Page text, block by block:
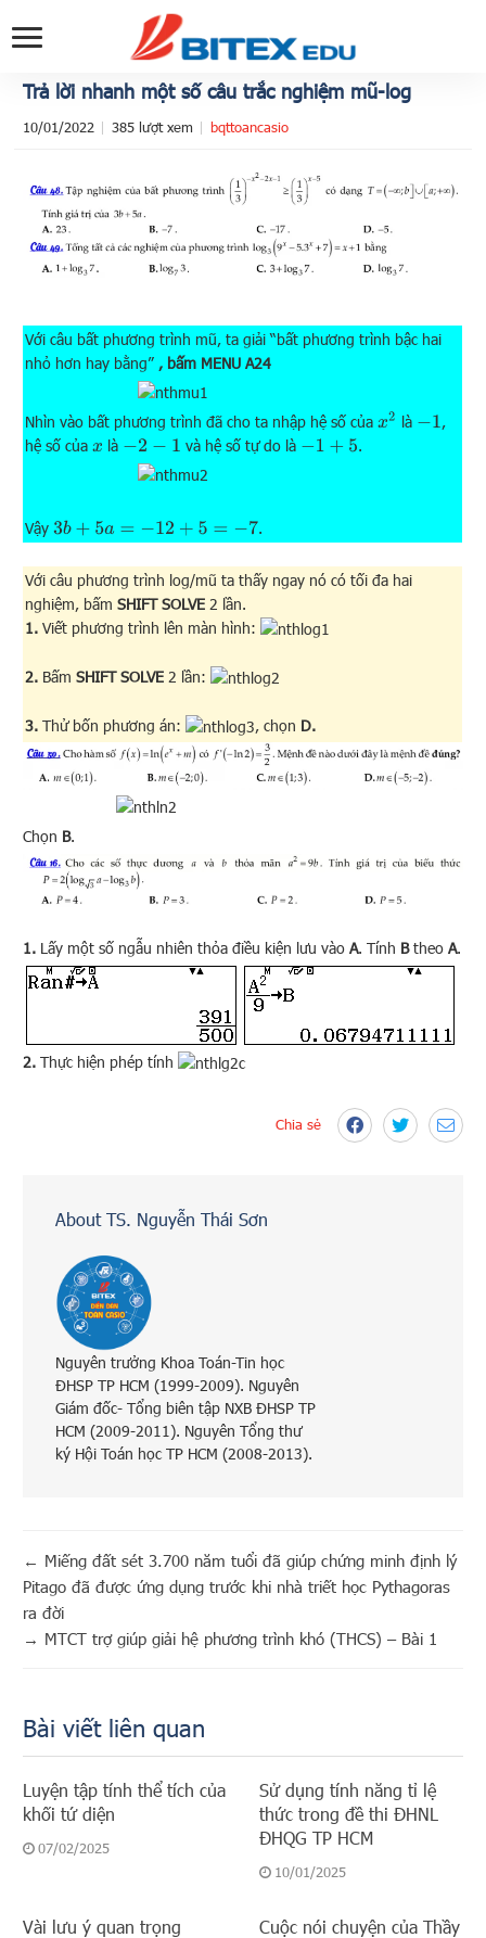
Trả lời nhanh một số câu trắc nghiệm mũ-log
10/01/2022 385 lượt xem bqttoancasio
Với câu bất phương trình mũ, ta giải “bất phương trình bậc hai
nhỏ hơn hay bằng” , bấm MENU A24
Nhìn vào bất phương trình đã cho ta nhập hệ số củax2 là −1 ,
hệ số củax là −2−1 và hệ số tự do là −1+5 .
Vậy3b+5 a=− 12 +5=− 7 .
Với câu phương trình log/mũ ta thấy ngay nó có tối đa hai
nghiệm, bấmSHIFT SOLVE 2 lần.
1. Viết phương trình lên màn hình:
2. BấmSHIFT SOLVE 2 lần:
3. Thử bốn phương án: , chọn D.
Chọn B.
1. Lấy một số ngẫu nhiên thỏa điều kiện lưu vàoA. Tính BtheoA.
2. Thực hiện phép tính
Chia sẻ
About TS. Nguyễn Thái Sơn
Nguyên trưởng Khoa Toán-Tin học
ĐHSP TP HCM (1999-2009). Nguyên
Giám đốc- Tổng biên tập NXB ĐHSP TP
HCM (2009-2011). Nguyên Tổng thư
ký Hội Toán học TP HCM (2008-2013).
← Miếng đất sét 3.700 năm tuổi đã giúp chứng minh định lý
Pitago đã được ứng dụng trước khi nhà triết học Pythagoras
ra đời
→ MTCT trợ giúp giải hệ phương trình khó (THCS) – Bài 1
Bài viết liên quan
Luyện tập tính thể tích của
khối tứ diện
07/02/2025
Sử dụng tính năng tỉ lệ
thức trong đề thi ĐHNL
ĐHQG TP HCM
10/01/2025
Vài lưu ý quan trọng
Cuộc nói chuyện của Thầy